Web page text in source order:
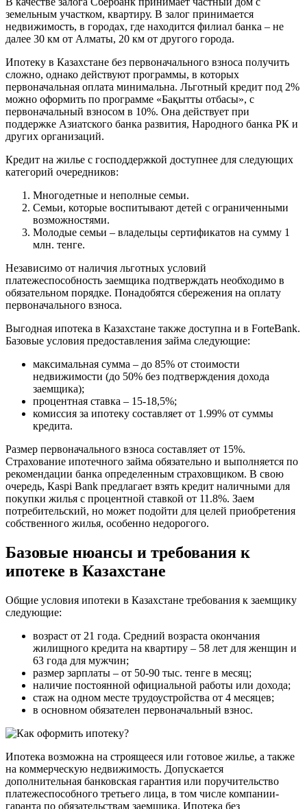
земельным участком, квартиру. В залог принимается
недвижимость, в городах, где находится филиал банка – не
далее 30 км от Алматы, 20 км от другого города.
Ипотеку в Казахстане без первоначального взноса получить
сложно, однако действуют программы, в которых
первоначальная оплата минимальна. Льготный кредит под 2%
можно оформить по программе «Бақытты отбасы», с
первоначальный взносом в 10%. Она действует при
поддержке Азиатского банка развития, Народного банка РК и
других организаций.
Кредит на жилье с господдержкой доступнее для следующих
категорий очередников:
Многодетные и неполные семьи.
Семьи, которые воспитывают детей с ограниченными
возможностями.
Молодые семьи – владельцы сертификатов на сумму 1
млн. тенге.
Независимо от наличия льготных условий
платежеспособность заемщика подтверждать необходимо в
обязательном порядке. Понадобятся сбережения на оплату
первоначального взноса.
Выгодная ипотека в Казахстане также доступна и в ForteBank.
Базовые условия предоставления займа следующие:
максимальная сумма – до 85% от стоимости
недвижимости (до 50% без подтверждения дохода
заемщика);
процентная ставка – 15-18,5%;
комиссия за ипотеку составляет от 1.99% от суммы
кредита.
Размер первоначального взноса составляет от 15%.
Страхование ипотечного займа обязательно и выполняется по
рекомендации банка определенным страховщиком. В свою
очередь, Каspi Bank предлагает взять кредит наличными для
покупки жилья с процентной ставкой от 11.8%. Заем
потребительский, но может подойти для целей приобретения
собственного жилья, особенно недорогого.
Базовые нюансы и требования к
ипотеке в Казахстане
Общие условия ипотеки в Казахстане требования к заемщику
следующие:
возраст от 21 года. Средний возраста окончания
жилищного кредита на квартиру – 58 лет для женщин и
63 года для мужчин;
размер зарплаты – от 50-90 тыс. тенге в месяц;
наличие постоянной официальной работы или дохода;
стаж на одном месте трудоустройства от 4 месяцев;
в основном обязателен первоначальный взнос.
Ипотека возможна на строящееся или готовое жилье, а также
на коммерческую недвижимость. Допускается
дополнительная банковская гарантия или поручительство
платежеспособного третьего лица, в том числе компании-
гаранта по обязательствам заемщика. Ипотека без